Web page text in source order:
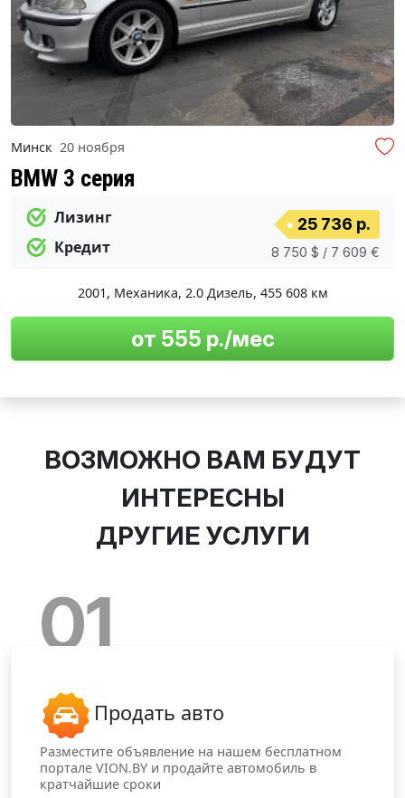
Минск 20 ноября
BMW 3 серия
Лизинг
Кредит
25 736 р.
8 750 $ / 7 609 €
2001, Механика, 2.0 Дизель, 455 608 км
от 555 р./мес
ВОЗМОЖНО ВАМ БУДУТ
ИНТЕРЕСНЫ
ДРУГИЕ УСЛУГИ
01
Продать авто
Разместите объявление на нашем бесплатном
портале VION.BY и продайте автомобиль в
кратчайшие сроки